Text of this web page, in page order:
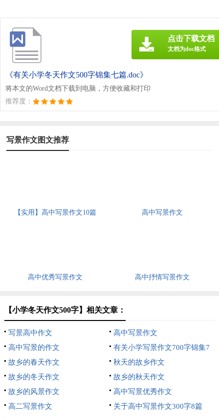
《有关小学冬天作文500字锦集七篇.doc》
将本文的Word文档下载到电脑，方便收藏和打印
推荐度：
点击下载文档
文档为doc格式
写景作文图文推荐
【实用】高中写景作文10篇 高中写景作文
高中优秀写景作文 高中抒情写景作文
【小学冬天作文500字】相关文章：
写景高中作文
高中写景作文
高中写景的作文
有关小学写景作文700字锦集7
篇
故乡的春天作文
秋天的故乡作文
故乡的冬天作文
故乡的秋天作文
故乡的风景作文
高中写景优秀作文
高二写景作文
关于高中写景作文300字8篇